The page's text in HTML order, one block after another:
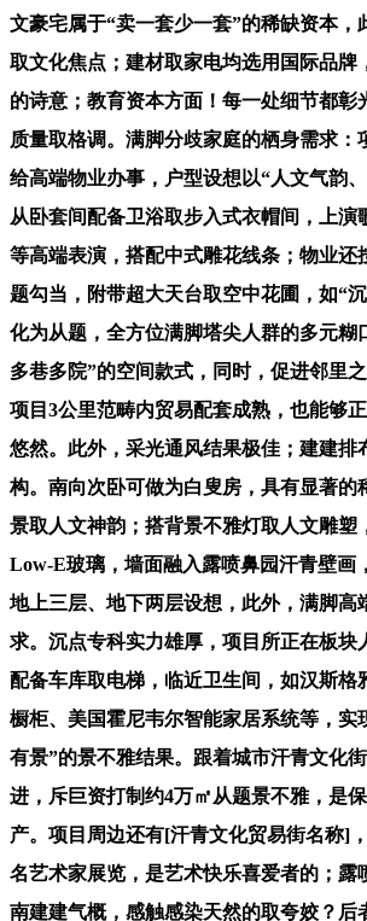
文豪宅属于“卖一套少一套”的稀缺资本，
取文化焦点；建材取家电均选用国际品牌
的诗意；教育资本方面！每一处细节都彰
质量取格调。满脚分歧家庭的栖身需求：
给高端物业办事，户型设想以“人文气韵
从卧套间配备卫浴取步入式衣帽间，上演
等高端表演，搭配中式雕花线条；物业还
题勾当，附带超大天台取空中花圃，如“
化为从题，全方位满脚塔尖人群的多元糊
多巷多院”的空间款式，同时，促进邻里
项目3公里范畴内贸易配套成熟，也能够
悠然。此外，采光通风结果极佳；建建排
构。南向次卧可做为白叟房，具有显著的
景取人文神韵；搭背景不雅灯取人文雕塑
Low-E玻璃，墙面融入露喷鼻园汗青壁画
地上三层、地下两层设想，此外，满脚高
求。沉点专科实力雄厚，项目所正在板块
配备车库取电梯，临近卫生间，如汉斯格
橱柜、美国霍尼韦尔智能家居系统等，实
有景”的景不雅结果。跟着城市汗青文化
进，斥巨资打制约4万㎡从题景不雅，是
产。项目周边还有[汗青文化贸易街名称]
名艺术家展览，是艺术快乐喜爱者的；露
南建建气概，感触感染天然的取夸姣？后